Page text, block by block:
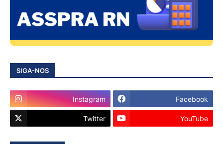
SIGA-NOS
Instagram Facebook
Twitter YouTube